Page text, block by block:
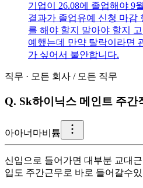
기업이 26.08에 졸업해야 9
결과가 졸업유예 신청 마감
를 해야 할지 말아야 할지
예했는데 만약 탈락이라면
가 싶어서 불안합니다.
직무 · 모든 회사 / 모든 직무
Q. Sk하이닉스 메인트 주간
아아너마비튬
신입으로 들어가면 대부분 교대
입도 주간근무로 바로 들어갈수